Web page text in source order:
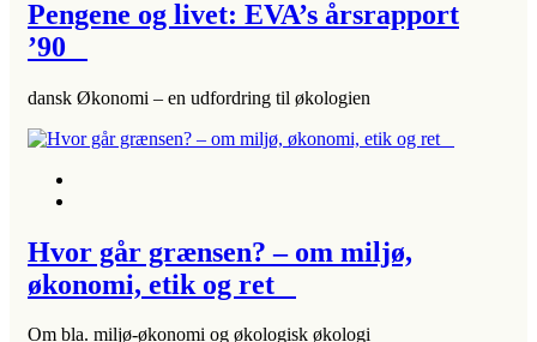
Pengene og livet: EVA’s årsrapport
’90
dansk Økonomi – en udfordring til økologien
Hvor går grænsen? – om miljø,
økonomi, etik og ret
Om bla. miljø-økonomi og økologisk økologi